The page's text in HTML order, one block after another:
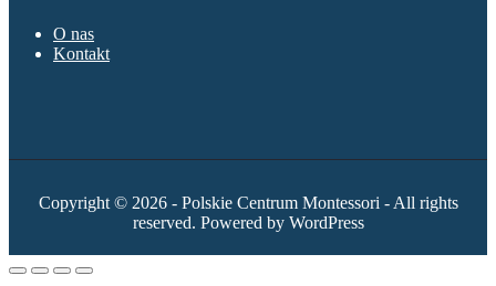
O nas
Kontakt
Copyright © 2026 - Polskie Centrum Montessori - All rights
reserved. Powered by WordPress